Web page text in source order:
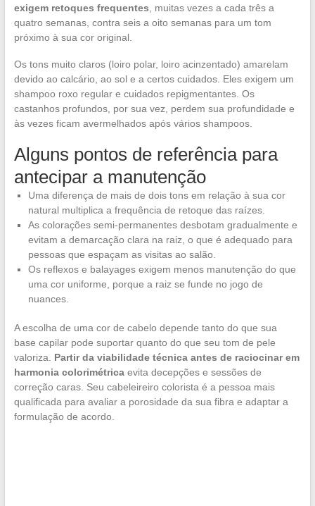
exigem retoques frequentes, muitas vezes a cada três a
quatro semanas, contra seis a oito semanas para um tom
próximo à sua cor original.
Os tons muito claros (loiro polar, loiro acinzentado) amarelam
devido ao calcário, ao sol e a certos cuidados. Eles exigem um
shampoo roxo regular e cuidados repigmentantes. Os
castanhos profundos, por sua vez, perdem sua profundidade e
às vezes ficam avermelhados após vários shampoos.
Alguns pontos de referência para
antecipar a manutenção
Uma diferença de mais de dois tons em relação à sua cor
natural multiplica a frequência de retoque das raízes.
As colorações semi-permanentes desbotam gradualmente e
evitam a demarcação clara na raiz, o que é adequado para
pessoas que espaçam as visitas ao salão.
Os reflexos e balayages exigem menos manutenção do que
uma cor uniforme, porque a raiz se funde no jogo de
nuances.
A escolha de uma cor de cabelo depende tanto do que sua
base capilar pode suportar quanto do que seu tom de pele
valoriza. Partir da viabilidade técnica antes de raciocinar em
harmonia colorimétricaevita decepções e sessões de
correção caras. Seu cabeleireiro colorista é a pessoa mais
qualificada para avaliar a porosidade da sua fibra e adaptar a
formulação de acordo.